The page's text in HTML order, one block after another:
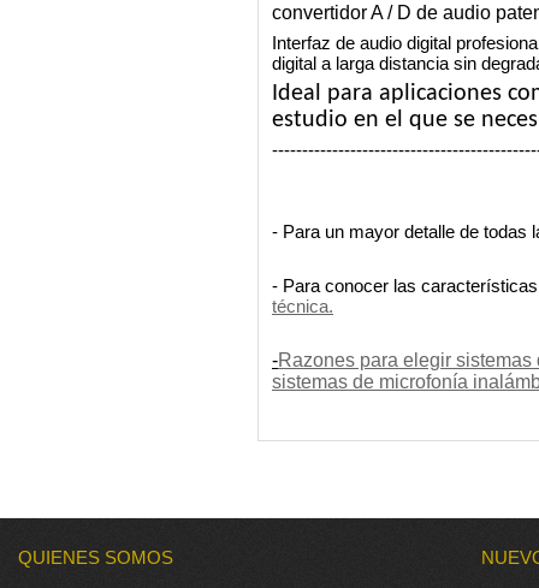
convertidor A / D de audio
Interfaz de audio digital
digital a larga distancia sin
Ideal para aplicaciones
estudio en el que se
- Para un mayor detalle de todas
- Para conocer las
técnica.
-Razones para elegir
sistemas de microfonía
QUIENES SOMOS